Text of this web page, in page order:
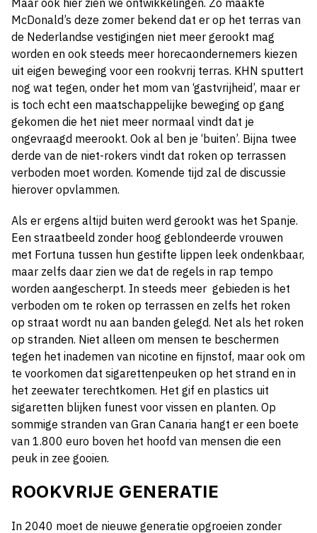
Maar ook hier zien we ontwikkelingen. Zo maakte
McDonald’s deze zomer bekend dat er op het terras van
de Nederlandse vestigingen niet meer gerookt mag
worden en ook steeds meer horecaondernemers kiezen
uit eigen beweging voor een rookvrij terras. KHN sputtert
nog wat tegen, onder het mom van ‘gastvrijheid’, maar er
is toch echt een maatschappelijke beweging op gang
gekomen die het niet meer normaal vindt dat je
ongevraagd meerookt. Ook al ben je ‘buiten’. Bijna twee
derde van de niet-rokers vindt dat roken op terrassen
verboden moet worden. Komende tijd zal de discussie
hierover opvlammen.
Als er ergens altijd buiten werd gerookt was het Spanje.
Een straatbeeld zonder hoog geblondeerde vrouwen
met Fortuna tussen hun gestifte lippen leek ondenkbaar,
maar zelfs daar zien we dat de regels in rap tempo
worden aangescherpt. In steeds meer gebieden is het
verboden om te roken op terrassen en zelfs het roken
op straat wordt nu aan banden gelegd. Net als het roken
op stranden. Niet alleen om mensen te beschermen
tegen het inademen van nicotine en fijnstof, maar ook om
te voorkomen dat sigarettenpeuken op het strand en in
het zeewater terechtkomen. Het gif en plastics uit
sigaretten blijken funest voor vissen en planten. Op
sommige stranden van Gran Canaria hangt er een boete
van 1.800 euro boven het hoofd van mensen die een
peuk in zee gooien.
ROOKVRIJE GENERATIE
In 2040 moet de nieuwe generatie opgroeien zonder